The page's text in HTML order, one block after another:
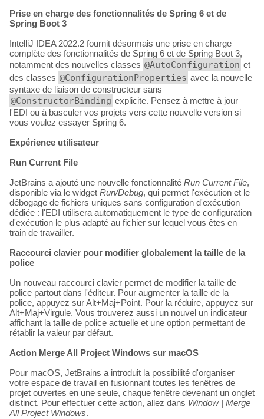
Prise en charge des fonctionnalités de Spring 6 et de
Spring Boot 3
IntelliJ IDEA 2022.2 fournit désormais une prise en charge
complète des fonctionnalités de Spring 6 et de Spring Boot 3,
notamment des nouvelles classes @AutoConfiguration et
des classes @ConfigurationProperties avec la nouvelle
syntaxe de liaison de constructeur sans
@ConstructorBinding explicite. Pensez à mettre à jour
l'EDI ou à basculer vos projets vers cette nouvelle version si
vous voulez essayer Spring 6.
Expérience utilisateur
Run Current File
JetBrains a ajouté une nouvelle fonctionnalité Run Current File,
disponible via le widget Run/Debug, qui permet l'exécution et le
débogage de fichiers uniques sans configuration d'exécution
dédiée : l'EDI utilisera automatiquement le type de configuration
d'exécution le plus adapté au fichier sur lequel vous êtes en
train de travailler.
Raccourci clavier pour modifier globalement la taille de la
police
Un nouveau raccourci clavier permet de modifier la taille de
police partout dans l'éditeur. Pour augmenter la taille de la
police, appuyez sur Alt+Maj+Point. Pour la réduire, appuyez sur
Alt+Maj+Virgule. Vous trouverez aussi un nouvel un indicateur
affichant la taille de police actuelle et une option permettant de
rétablir la valeur par défaut.
Action Merge All Project Windows sur macOS
Pour macOS, JetBrains a introduit la possibilité d'organiser
votre espace de travail en fusionnant toutes les fenêtres de
projet ouvertes en une seule, chaque fenêtre devenant un onglet
distinct. Pour effectuer cette action, allez dans Window | Merge
All Project Windows.